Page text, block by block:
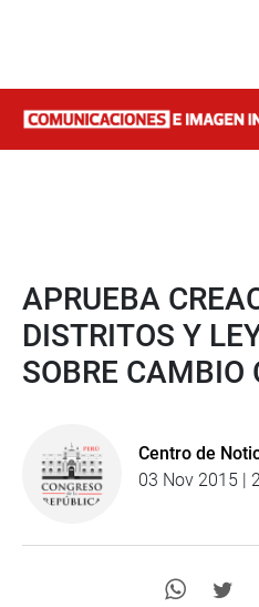
APRUEBA
DISTRITOS Y
SOBRE CAMBIO
Centro de
03 Nov 2015 |